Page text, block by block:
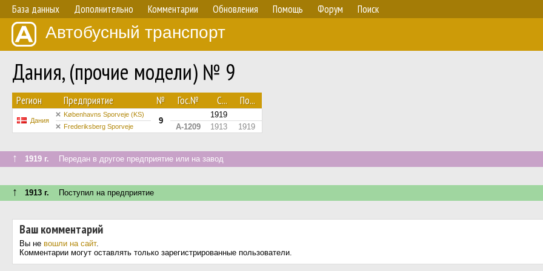
База данных Дополнительно Комментарии Обновления Помощь Форум Поиск
Автобусный транспорт
Дания, (прочие модели) № 9
Регион Предприятие № Гос.№ С... По...
Дания
Københavns Sporveje (KS)
9
1919
Frederiksberg Sporveje A-1209 1913 1919
↑ 1919 г. Передан в другое предприятие или на завод
↑ 1913 г. Поступил на предприятие
Ваш комментарий
Вы не вошли на сайт.
Комментарии могут оставлять только зарегистрированные пользователи.